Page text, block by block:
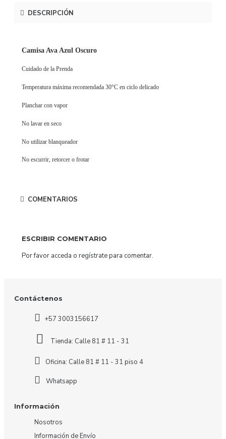
DESCRIPCIÓN
Camisa Ava Azul Oscuro
Cuidado de la Prenda
Temperatura máxima recomendada 30°C en ciclo delicado
Planchar con vapor
No lavar en seco
No utilizar blanqueador
No escurrir, retorcer o frotar
COMENTARIOS
ESCRIBIR COMENTARIO
Por favor acceda o regístratepara comentar.
Contáctenos
+57 3003156617
Tienda: Calle 81 # 11 - 31
Oficina: Calle 81 # 11 - 31 piso 4
Whatsapp
Información
Nosotros
Información de Envío